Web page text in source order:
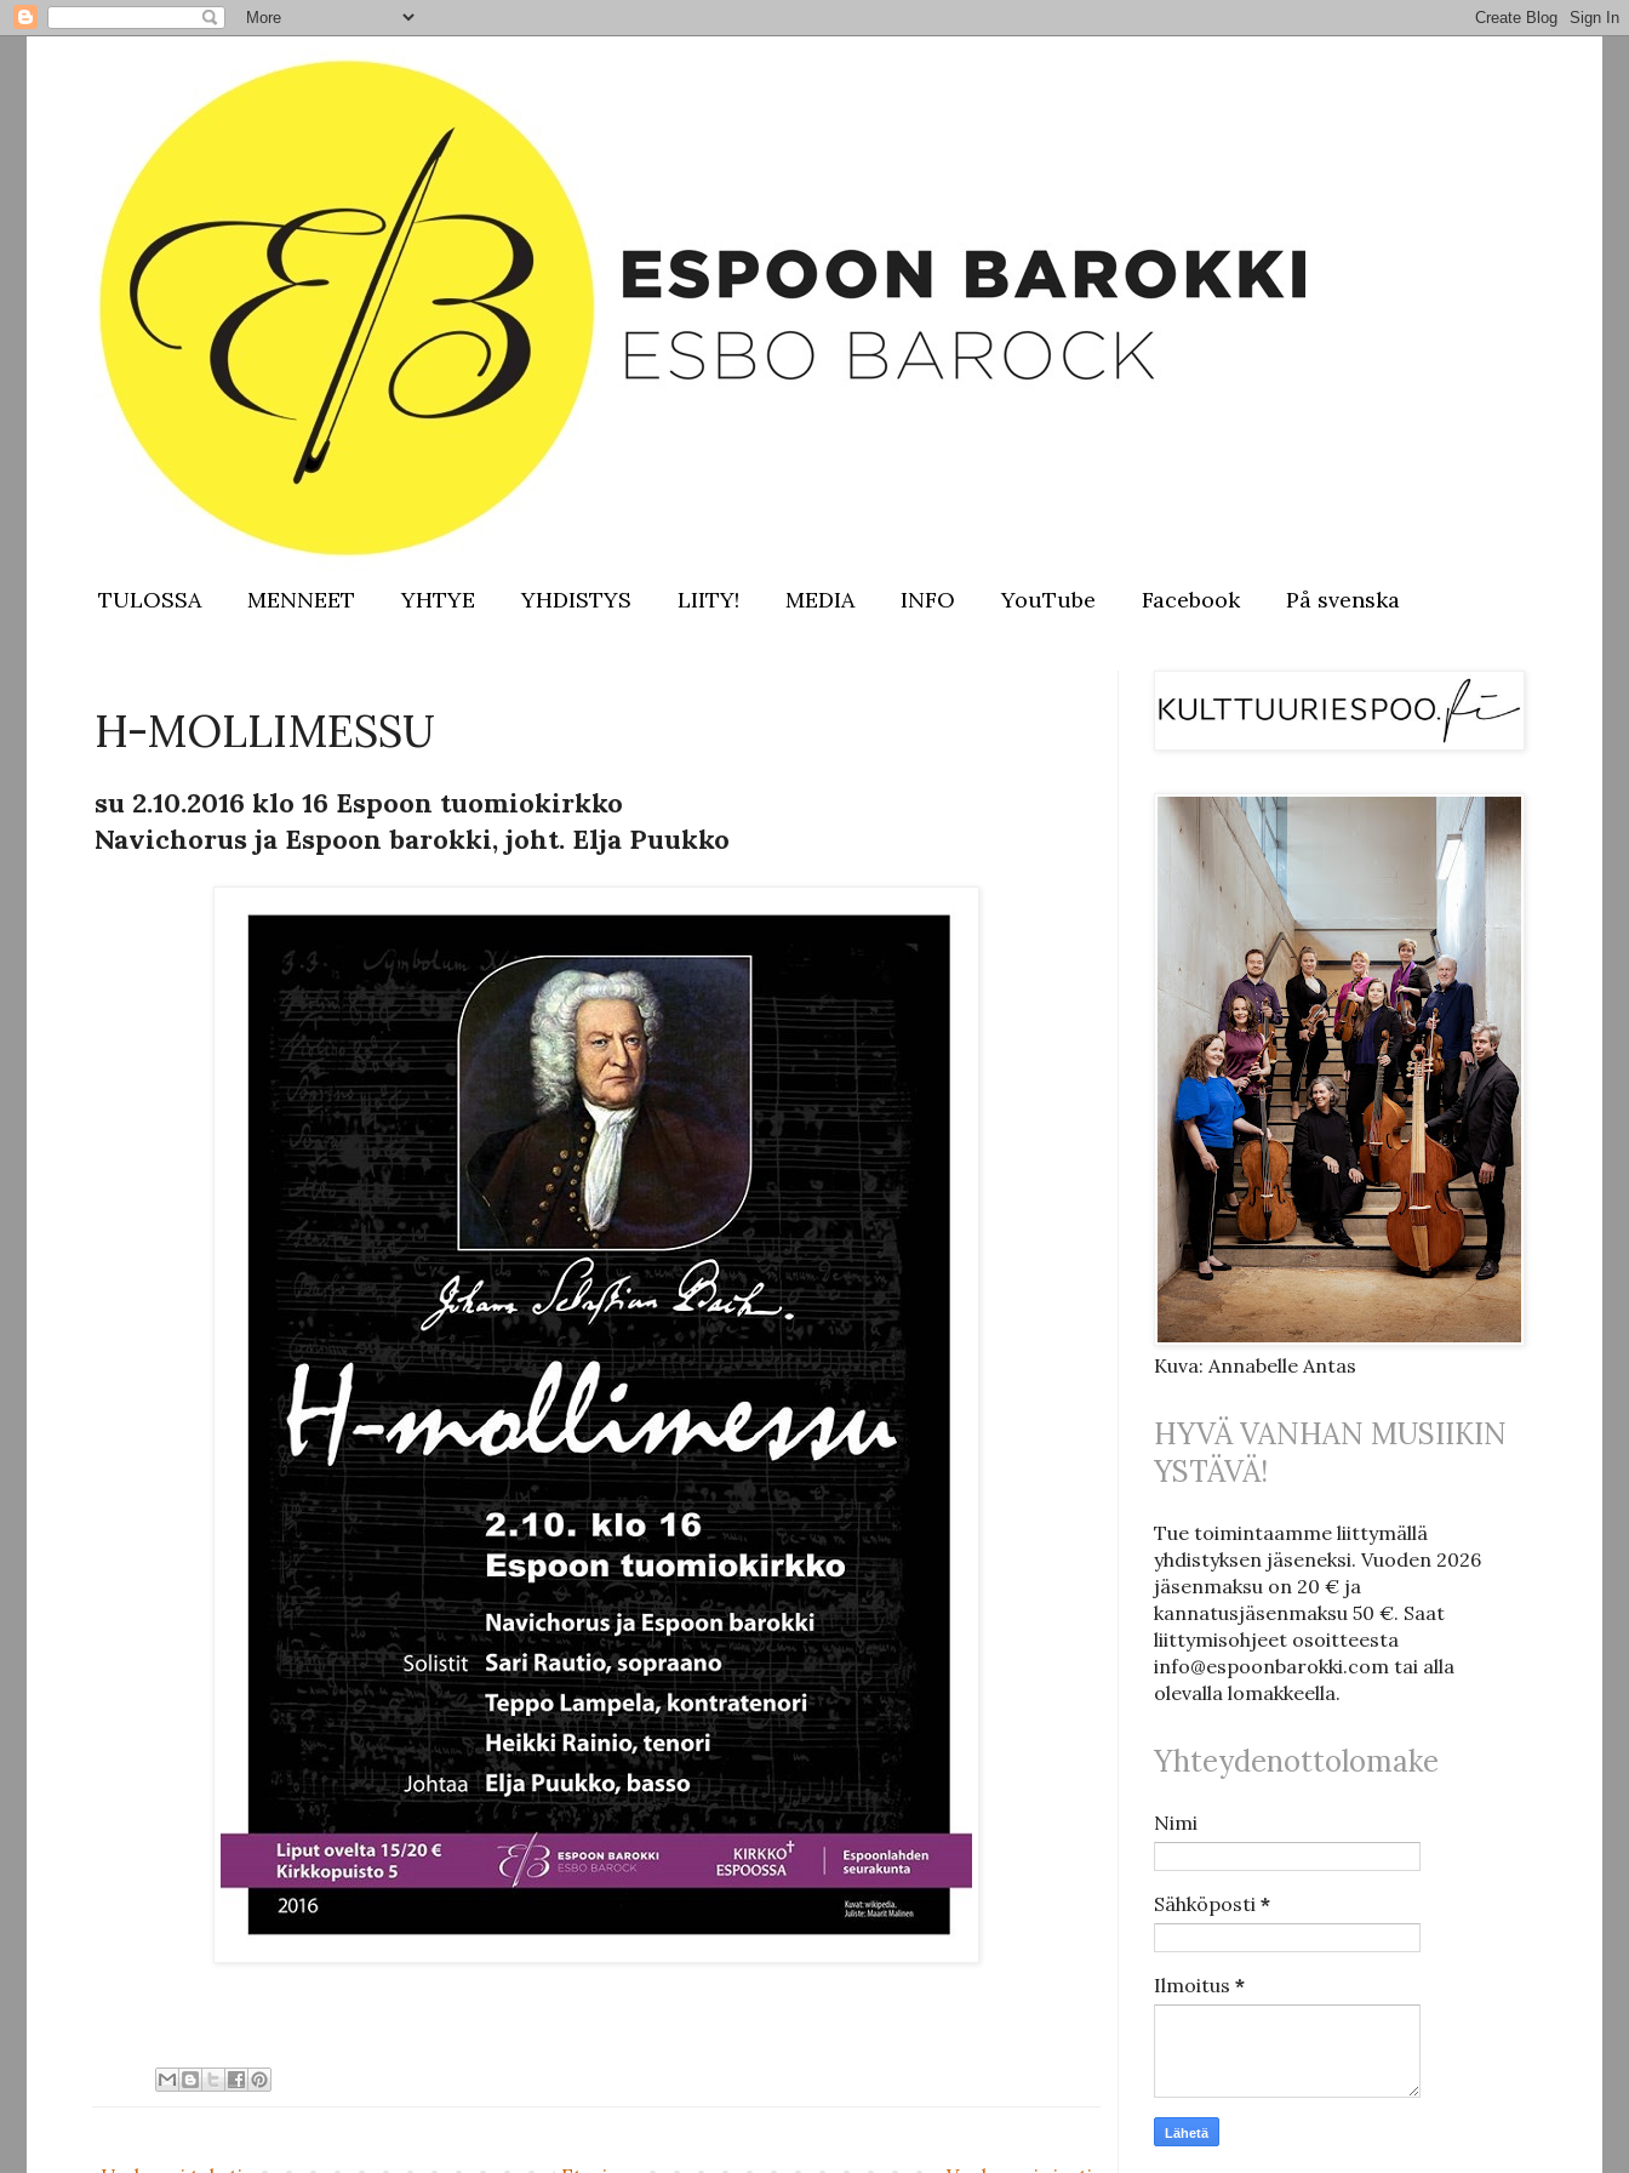
TULOSSA MENNEET YHTYE YHDISTYS LIITY! MEDIA INFO YouTube Facebook På svenska
H-MOLLIMESSU
su 2.10.2016 klo 16 Espoon tuomiokirkko
Navichorus ja Espoon barokki, joht. Elja Puukko
Kuva: Annabelle Antas
HYVÄ VANHAN MUSIIKIN
YSTÄVÄ!
Tue toimintaamme liittymällä
yhdistyksen jäseneksi. Vuoden 2026
jäsenmaksu on 20 € ja
kannatusjäsenmaksu 50 €. Saat
liittymisohjeet osoitteesta
info@espoonbarokki.com tai alla
olevalla lomakkeella.
Yhteydenottolomake
Nimi
Sähköposti *
Ilmoitus *